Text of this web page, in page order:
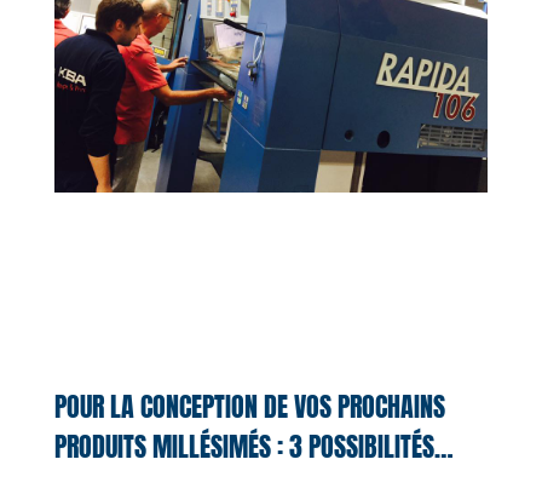
POUR LA CONCEPTION DE VOS PROCHAINS
PRODUITS MILLÉSIMÉS : 3 POSSIBILITÉS…